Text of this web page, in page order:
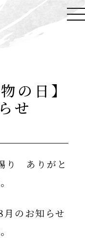
の日】
せ
り ありがと
月の お知らせ